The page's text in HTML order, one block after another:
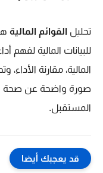
تحليل القوائم المالية
للبيانات المالية
المالية، مقارنة
صورة واضحة عن صحة
المستقبل.
قد يعجبك أيضا